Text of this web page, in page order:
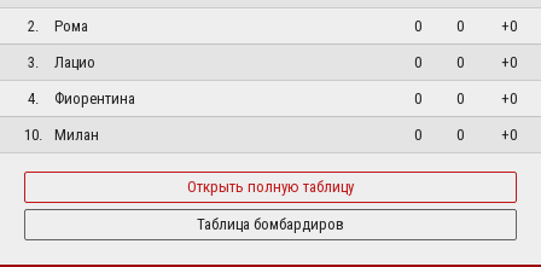
2.
Рома 0 0
+0
3.
Лацио 0 0
+0
4.
Фиорентина 0 0
+0
10.
Милан 0 0 +0
Открыть полную таблицу
Таблица бомбардиров